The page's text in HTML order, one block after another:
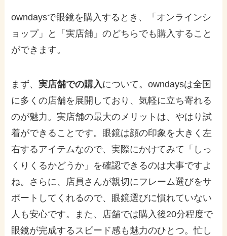
owndaysで眼鏡を購入するとき、「オンラインシ
ョップ」と「実店舗」のどちらでも購入すること
ができます。
まず、実店舗での購入について。owndaysは全国
に多くの店舗を展開しており、気軽に立ち寄れる
のが魅力。実店舗の最大のメリットは、やはり試
着ができることです。眼鏡は顔の印象を大きく左
右するアイテムなので、実際にかけてみて「しっ
くりくるかどうか」を確認できるのは大事ですよ
ね。さらに、店員さんが親切にフレーム選びをサ
ポートしてくれるので、眼鏡選びに慣れていない
人も安心です。また、店舗では購入後20分程度で
眼鏡が完成するスピード感も魅力のひとつ。忙し